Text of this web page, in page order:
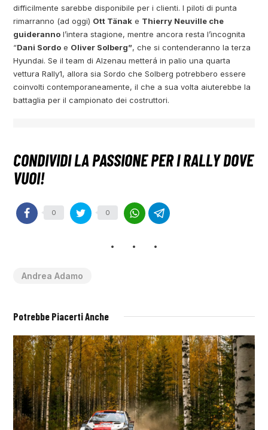
difficilmente sarebbe disponibile per i clienti. I piloti di punta
rimarranno (ad oggi) Ott Tänak e Thierry Neuville che
guideranno l’intera stagione, mentre ancora resta l’incognita
“Dani Sordo e Oliver Solberg”, che si contenderanno la terza
Hyundai. Se il team di Alzenau metterá in palio una quarta
vettura Rally1, allora sia Sordo che Solberg potrebbero essere
coinvolti contemporaneamente, il che a sua volta aiuterebbe la
battaglia per il campionato dei costruttori.
0 0
Andrea Adamo
Potrebbe Piacerti Anche